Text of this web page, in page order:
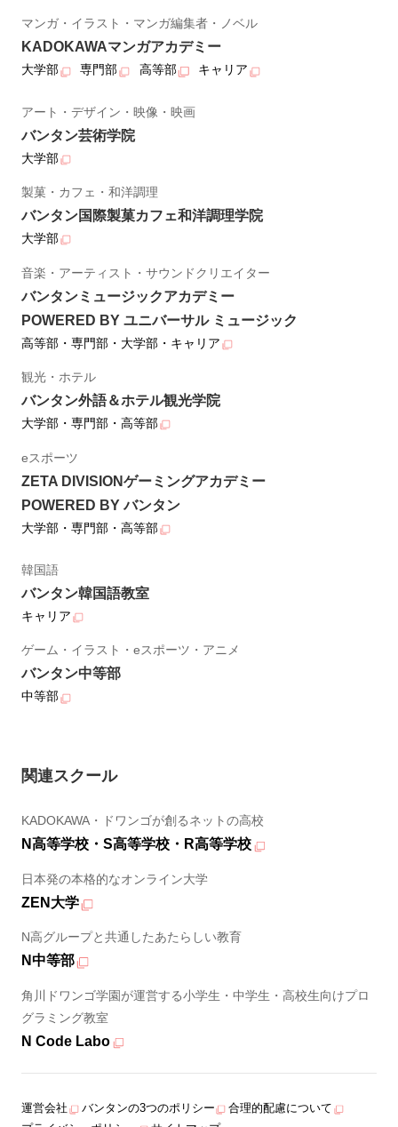
マンガ・イラスト・マンガ編集者・ノベル
KADOKAWAマンガアカデミー
大学部 専門部 高等部 キャリア
アート・デザイン・映像・映画
バンタン芸術学院
大学部
製菓・カフェ・和洋調理
バンタン国際製菓カフェ和洋調理学院
大学部
音楽・アーティスト・サウンドクリエイター
バンタンミュージックアカデミー
POWERED BY ユニバーサル ミュージック
高等部・専門部・大学部・キャリア
観光・ホテル
バンタン外語＆ホテル観光学院
大学部・専門部・高等部
eスポーツ
ZETA DIVISIONゲーミングアカデミー
POWERED BY バンタン
大学部・専門部・高等部
韓国語
バンタン韓国語教室
キャリア
ゲーム・イラスト・eスポーツ・アニメ
バンタン中等部
中等部
関連スクール
KADOKAWA・ドワンゴが創るネットの高校
N高等学校・S高等学校・R高等学校
日本発の本格的なオンライン大学
ZEN大学
N高グループと共通したあたらしい教育
N中等部
角川ドワンゴ学園が運営する小学生・中学生・高校生向けプロ
グラミング教室
N Code Labo
運営会社 バンタンの3つのポリシー
合理的配慮について